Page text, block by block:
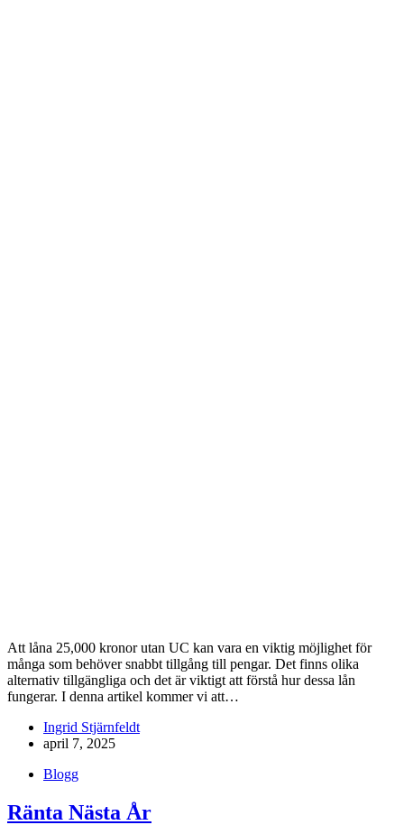
Att låna 25,000 kronor utan UC kan vara en viktig möjlighet för
många som behöver snabbt tillgång till pengar. Det finns olika
alternativ tillgängliga och det är viktigt att förstå hur dessa lån
fungerar. I denna artikel kommer vi att…
Ingrid Stjärnfeldt
april 7, 2025
Blogg
Ränta Nästa År